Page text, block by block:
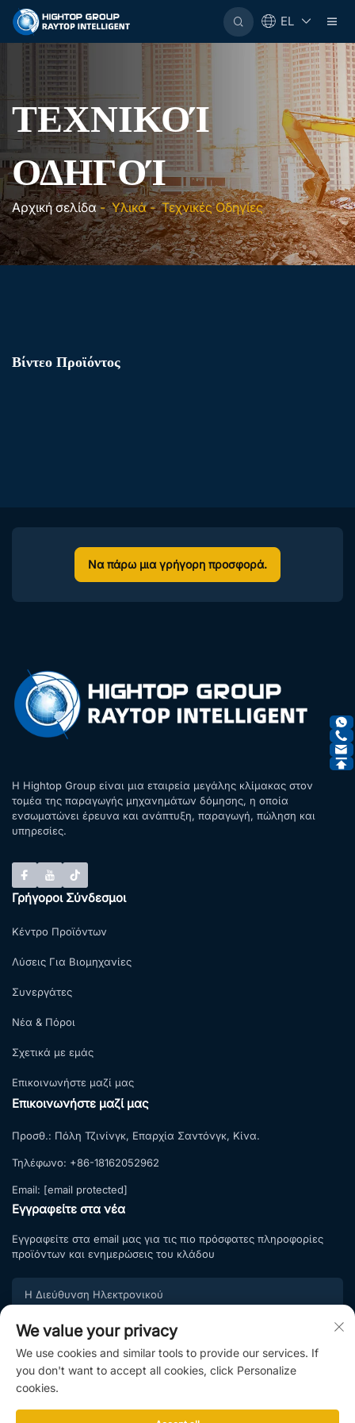
EL
ΤΕΧΝΙΚΟΊ
ΟΔΗΓΟΊ
Αρχική σελίδα-Υλικά-Τεχνικές Οδηγίες
Βίντεο Προϊόντος
Να πάρω μια γρήγορη προσφορά.
Η Hightop Group είναι μια εταιρεία μεγάλης κλίμακας στον
τομέα της παραγωγής μηχανημάτων δόμησης, η οποία
ενσωματώνει έρευνα και ανάπτυξη, παραγωγή, πώληση και
υπηρεσίες.
Γρήγοροι Σύνδεσμοι
Κέντρο Προϊόντων
Λύσεις Για Βιομηχανίες
Συνεργάτες
Νέα & Πόροι
Σχετικά με εμάς
Επικοινωνήστε μαζί μας
Επικοινωνήστε μαζί μας
Προσθ.: Πόλη Τζινίνγκ, Επαρχία Σαντόνγκ, Κίνα.
Τηλέφωνο: +86-18162052962
Email: [email protected]
Εγγραφείτε στα νέα
Εγγραφείτε στα email μας για τις πιο πρόσφατες πληροφορίες
προϊόντων και ενημερώσεις του κλάδου
Εγγραφή
Εγγραφείτε στη λίστα εγγραφής μας και απολαύστε
αποκλειστικές προσφορές και επαγγελματικές συμβουλές
We value your privacy
We use cookies and similar tools to provide our services. If
you don't want to accept all cookies, click Personalize
cookies.